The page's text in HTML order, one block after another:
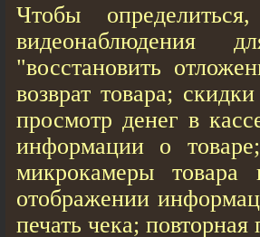
Чтобы
видеонаблюдения
"восстановить
возврат товара;
просмотр денег в
информации о
микрокамеры
отображении
печать чека;